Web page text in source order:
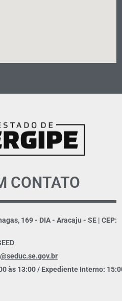
CONTATO
169 - DIA - Aracaju - SE | CEP:
às 13:00 / Expediente Interno: